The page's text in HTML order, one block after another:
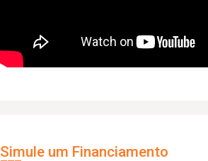
Simule um Financiamento